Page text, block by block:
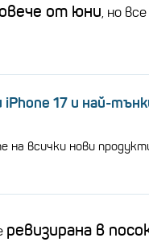
от юни, но
17 и най-
на всички нови
ревизирана в